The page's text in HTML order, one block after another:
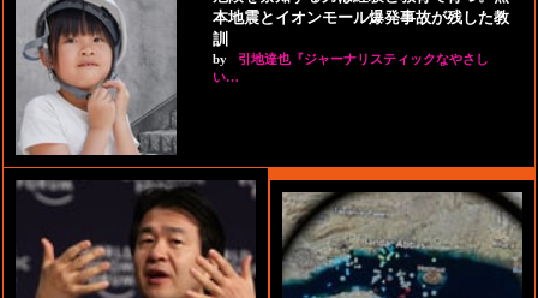
本地震とイオンモール爆発事故が残した教
訓
by
引地達也『ジャーナリスティックなやさし
い…